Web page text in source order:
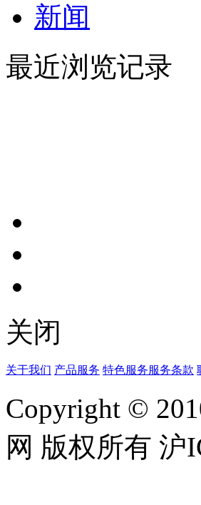
新闻
最近浏览记录
关闭
关于我们 产品服务 特色服务服务条款
Copyright ©
网 版权所有 沪